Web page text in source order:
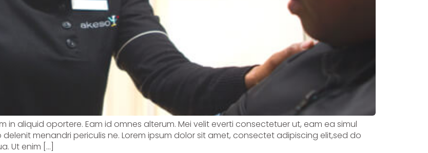
in aliquid oportere. Eam id omnes alterum. Mei velit everti consectetuer ut, eam ea simul
menandri periculis ne. Lorem ipsum dolor sit amet, consectet adipiscing elit,sed do
Ut enim […]